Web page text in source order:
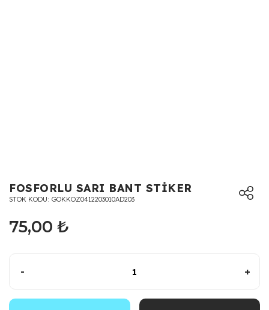
FOSFORLU SARI BANT STİKER
STOK KODU GOKKOZ0412203010AD203
75,00 ₺
- +